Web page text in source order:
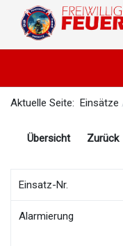
Aktuelle Seite: Einsätze
Übersicht Zurück
Einsatz-Nr.
Alarmierung